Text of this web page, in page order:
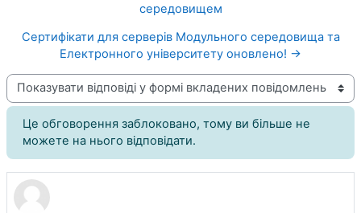
середовищем
Сертифікати для серверів Модульного середовища та
Електронного університету оновлено! →
Тип показу
Це обговорення заблоковано, тому ви більше не
можете на нього відповідати.